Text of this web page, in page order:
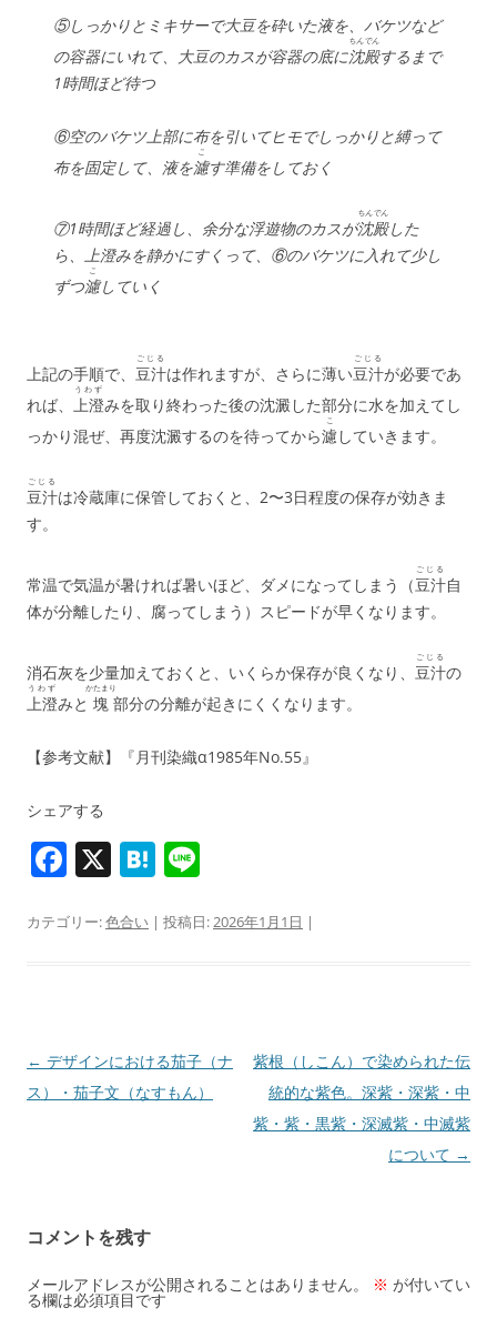
⑤しっかりとミキサーで大豆を砕いた液を、バケツなど
の容器にいれて、大豆のカスが容器の底に沈殿
ちんでん
するまで
1時間ほど待つ
⑥空のバケツ上部に布を引いてヒモでしっかりと縛って
布を固定して、液を濾
こ
す準備をしておく
⑦1時間ほど経過し、余分な浮遊物のカスが沈殿
ちんでん
した
ら、上澄みを静かにすくって、⑥のバケツに入れて少し
ずつ濾
こ
していく
上記の手順で、 豆汁
ごじる
は作れますが、さらに薄い豆汁
ごじる
が必要であ
れば、 上澄
うわず
みを取り終わった後の沈澱した部分に水を加えてし
っかり混ぜ、再度沈澱するのを待ってから濾
こ
していきます。
豆汁
ごじる
は冷蔵庫に保管しておくと、2〜3日程度の保存が効きま
す。
常温で気温が暑ければ暑いほど、ダメになってしまう（豆汁
ごじる
自
体が分離したり、腐ってしまう）スピードが早くなります。
消石灰を少量加えておくと、いくらか保存が良くなり、 豆汁
ごじる
の
上澄
うわず
みと 塊
かたまり
部分の分離が起きにくくなります。
【参考文献】『月刊染織α1985年No.55』
シェアする
F
c
o
k
X H
e e
カテゴリー:色合い | 投稿日:2026年1月1日 |
投
稿
シ
ョ
ン
← デザインにおける茄子（ナ
ス）・茄子文（なすもん）
紫根（しこん）で染められた伝
統的な紫色。深紫・深紫・中
紫・紫・黒紫・深滅紫・中滅紫
について →
コメントを残す
メールアドレスが公開されることはありません。 ※ が付いてい
る欄は必須項目です